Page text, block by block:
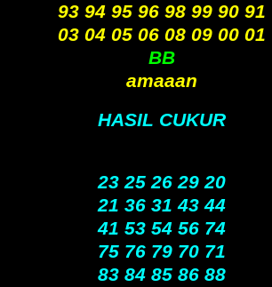
93 94 95 96 98 99 90 91
03 04 05 06 08 09 00 01
BB
amaaan
HASIL CUKUR
23 25 26 29 20
21 36 31 43 44
41 53 54 56 74
75 76 79 70 71
83 84 85 86 88